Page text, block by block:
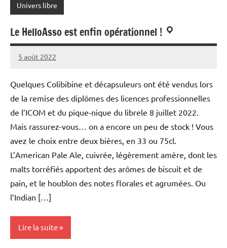
Univers libre
Le HelloAsso est enfin opérationnel !
5 août 2022
Fanny
Aucun
Quelques Colibibine et décapsuleurs ont été vendus lors
de la remise des diplômes des licences professionnelles
de l’ICOM et du pique-nique du librele 8 juillet 2022.
Mais rassurez-vous… on a encore un peu de stock ! Vous
avez le choix entre deux bières, en 33 ou 75cl.
L’American Pale Ale, cuivrée, légèrement amère, dont les
malts torréfiés apportent des arômes de biscuit et de
pain, et le houblon des notes florales et agrumées. Ou
l’Indian […]
Lire la suite